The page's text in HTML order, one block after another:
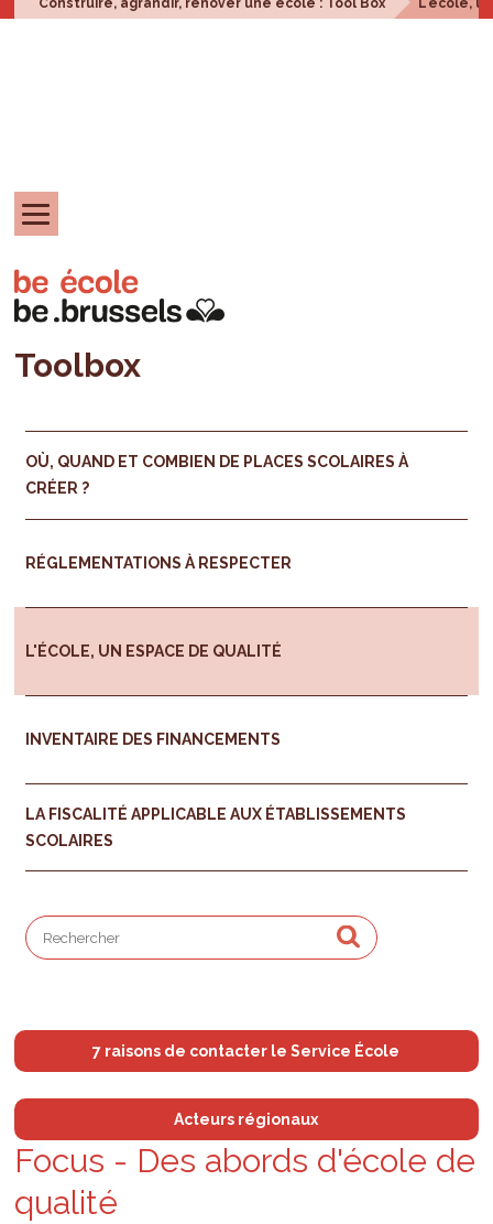
Construire, agrandir, rénover une école : Tool Box L'école,
Toolbox
OÙ, QUAND ET COMBIEN DE PLACES SCOLAIRES À
CRÉER ?
RÉGLEMENTATIONS À RESPECTER
L'ÉCOLE, UN ESPACE DE QUALITÉ
INVENTAIRE DES FINANCEMENTS
LA FISCALITÉ APPLICABLE AUX ÉTABLISSEMENTS
SCOLAIRES
7 raisons de contacter le Service École
Acteurs régionaux
Focus - Des abords d'é­cole de
qua­lité